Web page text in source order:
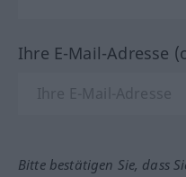
Ihre E-Mail-Adresse
Bitte bestätigen Sie, dass